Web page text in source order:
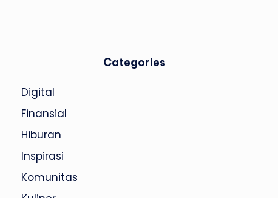
Categories
Digital
Finansial
Hiburan
Inspirasi
Komunitas